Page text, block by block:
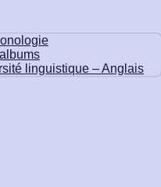
linguistique – Anglais